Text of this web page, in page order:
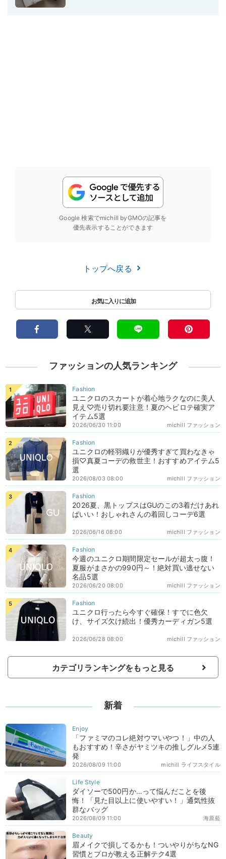
Google 検索でmichill byGMOの記事を
優先表示することができます
トップへ戻る
ファッションの人気ランキング
ユニクロのスカートが着心地ラクなのに美人
見え♡売り切れ要注意！夏のヘビロテ確実ア
イテム5選
michill ファッション
2026/06/30 11:00
ユニクロの軽羽織りが優秀すぎて買わなきゃ
損♡真夏コーデの救世主！おすすめアイテム5
選
michill ファッション
2026/08/03 08:00
2026夏、黒トップスはGUのこの3着だけあれ
ばいい！おしゃれさんの着回しコーデ6選
michill ファッション
2026/06/16 08:00
今週のユニクロ期間限定セールが超太っ腹！
夏服がまさかの990円～！絶対買い逃せない
名品5選
michill ファッション
2026/06/20 08:00
ユニクロ行ったら今すぐ確保！すでに色欠
け、サイズ欠け続出！優秀カーディガン5選
michill ファッション
2026/06/28 08:00
カテゴリランキングをもっと見る
新着
「ファミマのコレ絶対ウマいやつ！」中の人
もおすすめ！辛さがヤミツキの推しグルメ5連
発
michill ライフスタイル
2026/08/09 11:00
ダイソーで500円か…って悩んだことを後
悔！「見た目以上に使いやすい！」通気性抜
群なバッグ
海原藍
2026/08/09 11:00
眉メイクで損してるかも！ついやりがちなNG
習慣とプロが教える正解テク4選